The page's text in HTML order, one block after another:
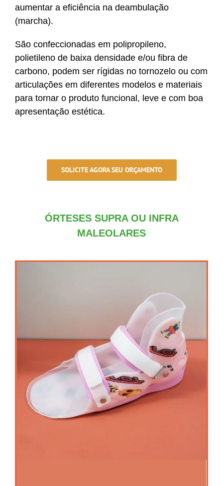
aumentar a eficiência na deambulação
(marcha).
São confeccionadas em polipropileno,
polietileno de baixa densidade e/ou fibra de
carbono, podem ser rígidas no tornozelo ou com
articulações em diferentes modelos e materiais
para tornar o produto funcional, leve e com boa
apresentação estética.
SOLICITE AGORA SEU ORÇAMENTO
ÓRTESES SUPRA OU INFRA
MALEOLARES